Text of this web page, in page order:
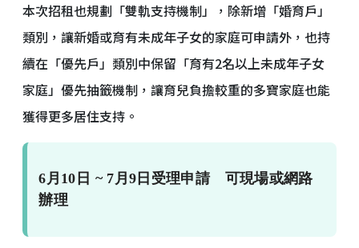
本次招租也規劃「雙軌支持機制」，除新增「婚育戶」
類別，讓新婚或育有未成年子女的家庭可申請外，也持
續在「優先戶」類別中保留「育有2名以上未成年子女
家庭」優先抽籤機制，讓育兒負擔較重的多寶家庭也能
獲得更多居住支持。
6月10日 ~ 7月9日受理申請 可現場或網路
辦理